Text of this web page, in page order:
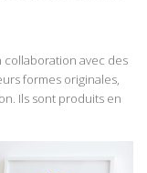
collaboration avec des
formes originales,
Ils sont produits en